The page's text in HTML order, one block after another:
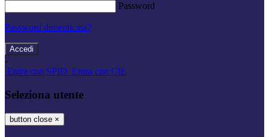
Password
Password dimenticata?
-
Entra con SPID Entra con CIE
Seleziona utente
button close ×